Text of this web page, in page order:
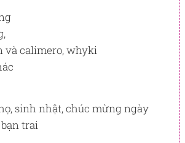
Flowersight.
ký
cho bạn.
và calimero, whyki
sinh nhật, chúc mừng ngày
trai